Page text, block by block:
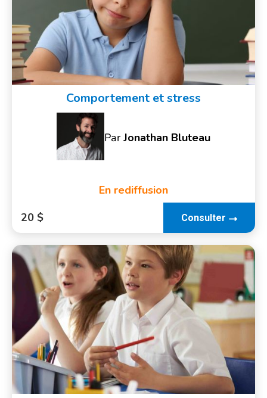
Comportement et stress
ParJonathan Bluteau
En rediffusion
20 $
Consulter